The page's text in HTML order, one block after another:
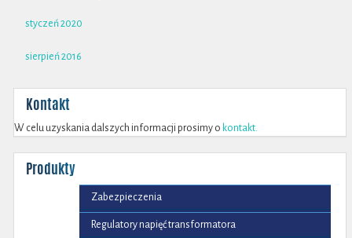
styczeń 2020
sierpień 2016
Kontakt
W celu uzyskania dalszych informacji prosimy o kontakt.
Produkty
Zabezpieczenia
Regulatory napięć transformatora